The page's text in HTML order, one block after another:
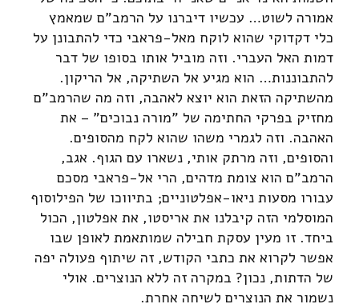
אמורה לשוט… עכשיו דיברנו על הרמב"ם שמאמץ
כלי דקדוקי שהוא לוקח מאל-פראבי כדי להתבונן על
דמות האל העברי. וזה מוביל אותו בסופו של דבר
להתבוננות… הוא מגיע אל השתיקה, אל הריקון.
מהשתיקה הזאת הוא יוצא לאהבה, וזה מה שהרמב"ם
מחזיק בפרקי החתימה של "מורה נבוכים" – את
האהבה. וזה לגמרי משהו שהוא לקח מהסופים.
והסופים, וזה מרתק אותי, נשארו עם הגוף. אגב,
הרמב"ם הוא צומת מדהים, הרי אל-פראבי מסכם
עבורו מסעות ניאו-אפלטוניים; בתיווכו של הפילוסוף
המוסלמי הזה קיבלנו את אריסטו, את אפלטון, הכול
ביחד. זו מעין עסקת חבילה שמותאמת לאופן שבו
אפשר לקרוא את כתבי הקודש, זה שיתוף פעולה יפה
של הדתות, נכון? במקרה זה ללא הנוצרים. אולי
נשמור את הנוצרים לשיחה אחרת.